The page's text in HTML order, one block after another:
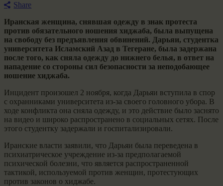
Share
Иранская женщина, снявшая одежду в знак протеста
против обязательного ношения хиджаба, была выпущена
на свободу без предъявления обвинений. Дарьяи, студентка
университета Исламский Азад в Тегеране, была задержана
после того, как сняла одежду до нижнего белья, в ответ на
нападение со стороны сил безопасности за неподобающее
ношение хиджаба.
Инцидент произошел 2 ноября, когда Дарьяи вступила в спор
с охранниками университета из-за своего головного убора. В
ходе конфликта она сняла одежду, и это действие было заснято
на видео и широко распространено в социальных сетях. После
этого студентку задержали и госпитализировали.
Иранские власти заявили, что Дарьяи была переведена в
психиатрическое учреждение из-за предполагаемой
психической болезни, что является распространенной
тактикой, используемой против женщин, протестующих
против законов о хиджабе.